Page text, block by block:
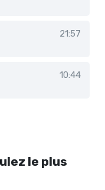
21:57
10:44
le plus